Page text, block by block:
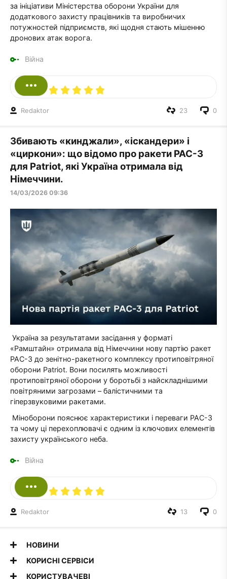
за ініціативи Міністерства оборони України для
додаткового захисту працівників та виробничих
потужностей підприємств, які щодня стають мішенню
дронових атак ворога.
Війна
Redaktor 0
23
Збивають «кинджали», «іскандери» і
«циркони»: що відомо про ракети PAC-3
для Patriot, які Україна отримала від
Німеччини.
14/03/2026 09:36
Україна за результатами засідання у форматі
«Рамштайн» отримала від Німеччини нову партію ракет
PAC-3 до зенітно-ракетного комплексу протиповітряної
оборони Patriot. Вони посилять можливості
протиповітряної оборони у боротьбі з найскладнішими
повітряними загрозами – балістичними та
гіперзвуковими ракетами.
Міноборони пояснює характеристики і переваги РАС-3
та чому ці перехоплювачі є одним із ключових елементів
захисту українського неба.
Війна
Redaktor 0
13
НОВИНИ
КОРИСНІ СЕРВІСИ
КОРИСТУВАЧЕВІ